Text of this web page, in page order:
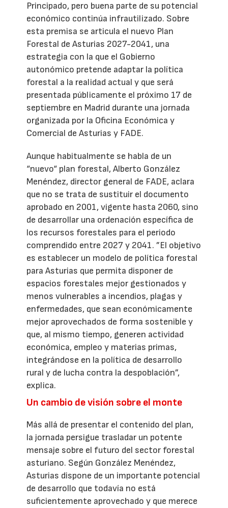
Principado, pero buena parte de su potencial
económico continúa infrautilizado. Sobre
esta premisa se articula el nuevo Plan
Forestal de Asturias 2027-2041, una
estrategia con la que el Gobierno
autonómico pretende adaptar la política
forestal a la realidad actual y que será
presentada públicamente el próximo 17 de
septiembre en Madrid durante una jornada
organizada por la Oficina Económica y
Comercial de Asturias y FADE.
Aunque habitualmente se habla de un
“nuevo“ plan forestal, Alberto González
Menéndez, director general de FADE, aclara
que no se trata de sustituir el documento
aprobado en 2001, vigente hasta 2060, sino
de desarrollar una ordenación específica de
los recursos forestales para el periodo
comprendido entre 2027 y 2041. ”El objetivo
es establecer un modelo de política forestal
para Asturias que permita disponer de
espacios forestales mejor gestionados y
menos vulnerables a incendios, plagas y
enfermedades, que sean económicamente
mejor aprovechados de forma sostenible y
que, al mismo tiempo, generen actividad
económica, empleo y materias primas,
integrándose en la política de desarrollo
rural y de lucha contra la despoblación”,
explica.
Un cambio de visión sobre el monte
Más allá de presentar el contenido del plan,
la jornada persigue trasladar un potente
mensaje sobre el futuro del sector forestal
asturiano. Según González Menéndez,
Asturias dispone de un importante potencial
de desarrollo que todavía no está
suficientemente aprovechado y que merece